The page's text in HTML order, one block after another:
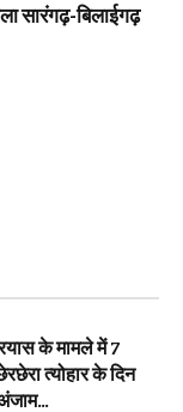
सारंगढ़-बिलाईगढ़
के मामले में 7
त्योहार के दिन